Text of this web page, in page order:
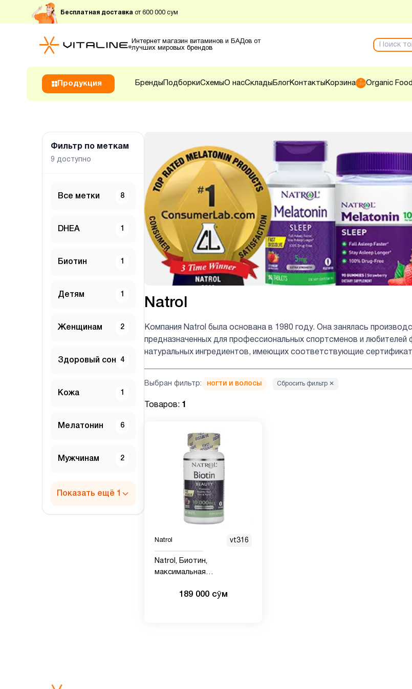
Бесплатная доставка от 600 000 сум
Интернет магазин витаминов и БАДов от
лучших мировых брендов
Продукция Бренды ПодборкиСхемыО насСклады БлогКонтакты Корзина Organic Food
Фильтр по меткам
9 доступно
Все метки 8
DHEA 1
Биотин 1
Детям 1
Женщинам 2
Здоровый сон 4
Кожа 1
Мелатонин 6
Мужчинам 2
Показать ещё 1
Natrol
Компания Natrol была основана в 1980 году. Она занялась
предназначенных для профессиональных спортсменов и
натуральных ингредиентов, имеющих соответствующие
Выбран фильтр: ногти и волосы Сбросить фильтр ✕
Товаров: 1
Natrol vt316
Natrol, Биотин,
максимальная
клубника, 10 000 мкг, 60
189 000 сӯм